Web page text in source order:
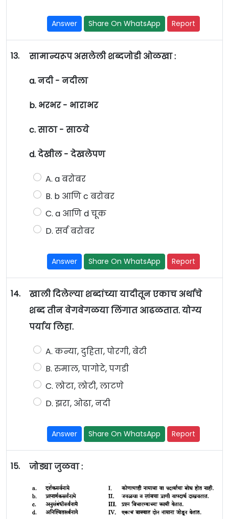
Answer Share On WhatsApp Report
13. सामान्यरूप असलेली शब्दजोडी ओळखा :
a. नदी - नदीला
b. भरभर - भाराभर
c. साठा - साठये
d. देखील - देखलेपण
A. a बरोबर
B. b आणि c बरोबर
C. a आणि d चूक
D. सर्व बरोबर
Answer Share On WhatsApp Report
14.
खाली दिलेल्या शब्दांच्या यादीतून एकाच अर्थाचे
शब्द तीन वेगवेगळया लिंगात आढळतात. योग्य
पर्याय लिहा.
A. कन्या, दुहिता, पोरगी, बेटी
B. रुमाल, पागोटे, पगडी
C. लोटा, लोटी, लाटणे
D. झरा, ओढा, नदी
Answer Share On WhatsApp Report
15. जोड्या जुळवा :